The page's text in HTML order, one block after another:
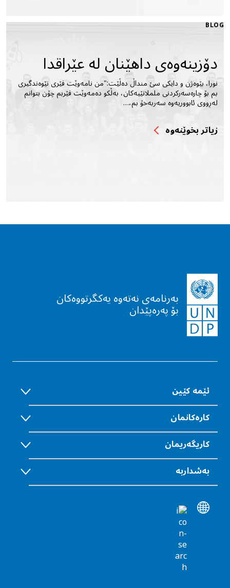
BLOG
دۆزینەوەی داهێنان لە عێراقدا
نورا، بێوەژن و دایکی سێ منداڵ دەڵێت:"من نامەوێت فێری نێوەندگیری
بم بۆ چارەسەركردنی ململانێیەكان، بەڵكو دەمەوێت فێربم چۆن بتوانم
لەڕووی ئابووریەوە سەربەخۆ بم،…
زیاتر بخوێنه‌وه‌
بەرنامەی نەتەوە یەکگرتووەکان
بۆ پەرەپێدان
ئێمە كێین
كارەكانمان
كاریگەريمان
بەشداربە